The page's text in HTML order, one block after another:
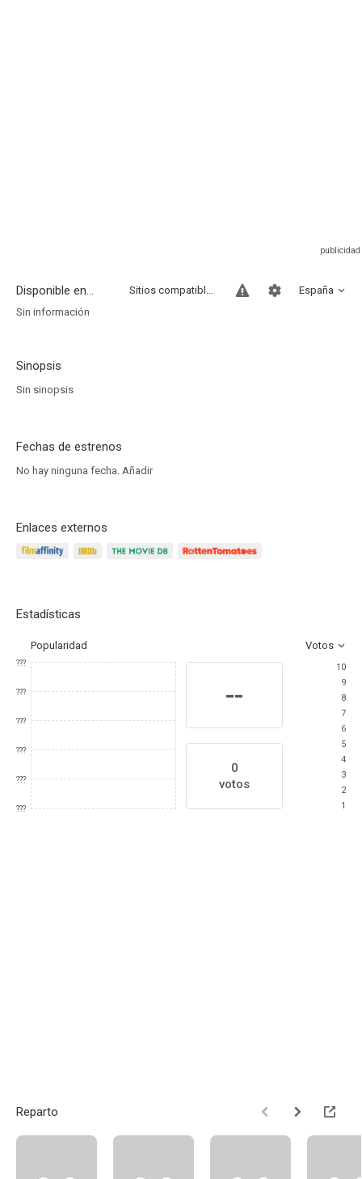
Disponible en... España
Sitios compatibles
Sin información
Sinopsis
Sin sinopsis
Fechas de estrenos
No hay ninguna fecha. Añadir
Enlaces externos
Estadísticas
Popularidad Votos
???
???
???
???
???
???
--
0
votos
10
9
8
7
6
5
4
3
2
1
Reparto